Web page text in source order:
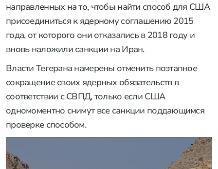
направленных на то, чтобы найти способ для США
присоединиться к ядерному соглашению 2015
года, от которого они отказались в 2018 году и
вновь наложили санкции на Иран.
Власти Тегерана намерены отменить поэтапное
сокращение своих ядерных обязательств в
соответствии с СВПД, только если США
одномоментно снимут все санкции поддающимся
проверке способом.